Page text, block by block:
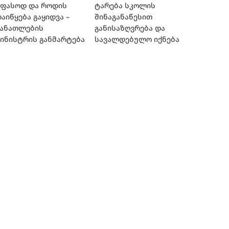
და როდის
გაყიდვა –
განმარტება
ტარება სკოლის
შინაგანაწესით
განისაზღვრება და
სავალდებულო იქნება